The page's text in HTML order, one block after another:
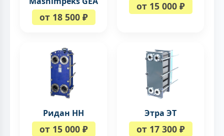
от 18 500 ₽
от 15 000 ₽
Ридан НН
от 15 000 ₽
Этра ЭТ
от 17 300 ₽